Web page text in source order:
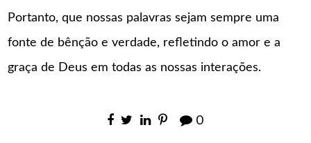
Portanto, que nossas palavras sejam sempre uma
fonte de bênção e verdade, refletindo o amor e a
graça de Deus em todas as nossas interações.
0